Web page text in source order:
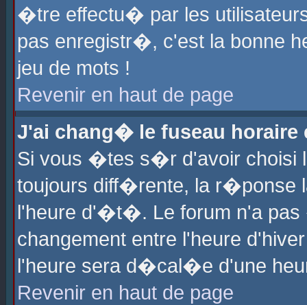
�tre effectu� par les
pas enregistr�, c'est la bonne
jeu de mots !
Revenir en haut de page
J'ai chang� le fuseau horaire
Si vous �tes s�r d'avoir choisi
toujours diff�rente, la r�ponse
l'heure d'�t�. Le forum n'a
changement entre l'heure
l'heure sera d�cal�e d'une
Revenir en haut de page